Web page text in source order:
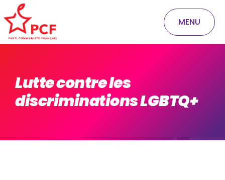
MENU
Lutte contre les
discriminations LGBTQ+